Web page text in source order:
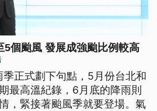
5個颱風 發展成強颱比例較高
正式劃下句點，5月份台北和
最高溫紀錄，6月底的降雨則
，緊接著颱風季就要登場。氣